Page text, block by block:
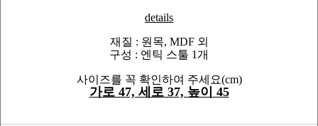
details
재질 : 원목, MDF 외
구성 : 엔틱 스툴 1개
사이즈를 꼭 확인하여 주세요(cm)
가로 47, 세로 37, 높이 45